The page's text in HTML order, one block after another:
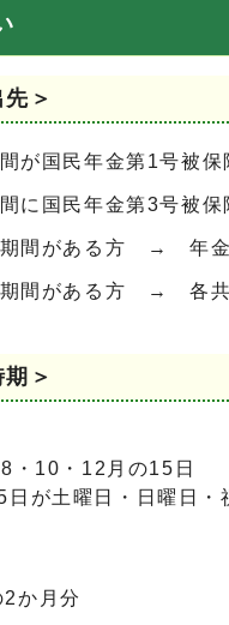
＞
が国民年金第1号被
に国民年金第3号被
期間がある方 → 年金
間がある方 → 各共
＞
・10・12月の15日
が土曜日・日曜日
か月分